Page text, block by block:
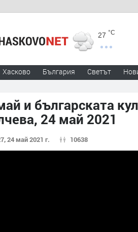
27 °C
Хасково България Светът
и българската
24 май 2021
24 май 2021 г. 10638